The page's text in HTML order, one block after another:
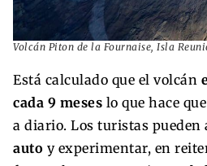
Volcán Piton de la Fournaise, Isla
Está calculado que el volcán
cada 9 meses lo que hace
a diario. Los turistas pueden
auto y experimentar, en